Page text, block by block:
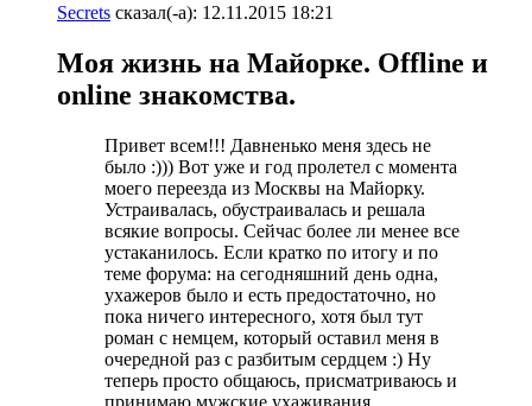
Secrets сказал(-а): 12.11.2015 18:21
Моя жизнь на Майорке. Offline и
online знакомства.
Привет всем!!! Давненько меня здесь не
было :))) Вот уже и год пролетел с момента
моего переезда из Москвы на Майорку.
Устраивалась, обустраивалась и решала
всякие вопросы. Сейчас более ли менее все
устаканилось. Если кратко по итогу и по
теме форума: на сегодняшний день одна,
ухажеров было и есть предостаточно, но
пока ничего интересного, хотя был тут
роман с немцем, который оставил меня в
очередной раз с разбитым сердцем :) Ну
теперь просто общаюсь, присматриваюсь и
принимаю мужские ухаживания.